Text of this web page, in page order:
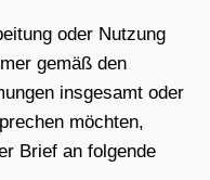
oder Nutzung
gemäß den
insgesamt oder
möchten,
Brief an folgende